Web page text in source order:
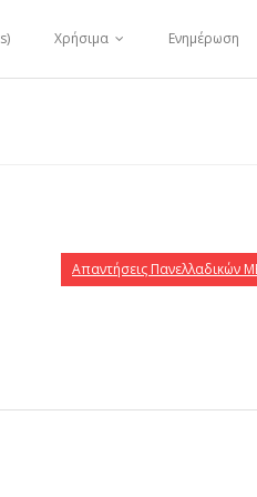
Χρήσιμα Ενημέρωση
Απαντήσεις Πανελλαδικών